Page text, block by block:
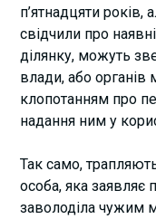
п’ятнадцяти років,
свідчили про
ділянку, можуть
влади, або органів
клопотанням про
надання ним у
Так само,
особа, яка заявляє
заволоділа чужим